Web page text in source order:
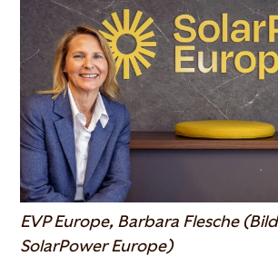
EVP Europe, Barbara Flesche
SolarPower Europe)